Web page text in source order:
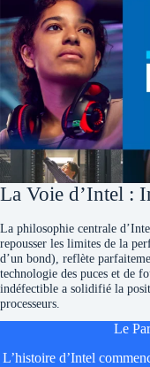
La Voie d’Intel :
La philosophie centrale
repousser les limites de la
d’un bond), reflète
technologie des puces et de
indéfectible a solidifié la
processeurs.
Le
L’histoire d’Intel